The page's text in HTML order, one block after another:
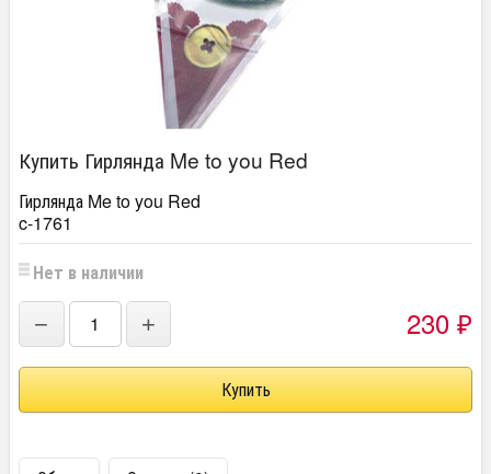
Купить Гирлянда Me to you Red
Гирлянда Me to you Red
c-1761
Нет в наличии
− + 230 ₽